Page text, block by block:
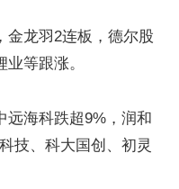
金龙羽2连板，德尔股
等跟涨。
远海科跌超9%，润和
技、科大国创、初灵